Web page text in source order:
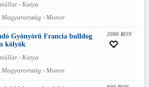
- Kutya
Magyarország - Monor
Gyönyörű Francia bulldog
kölyök
- Kutya
Magyarország - Monor
2080 RON